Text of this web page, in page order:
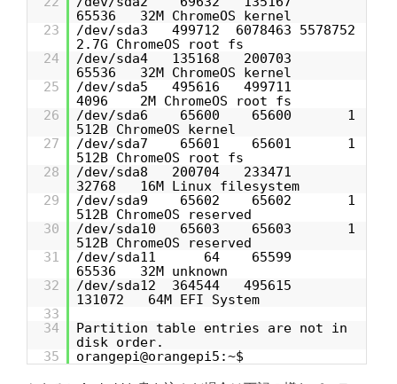
65536 32M ChromeOS kernel
23
/dev/sda3 499712 6078463 5578752
2.7G ChromeOS root fs
24
/dev/sda4 135168 200703
65536 32M ChromeOS kernel
25
/dev/sda5 495616 499711
4096 2M ChromeOS root fs
26
/dev/sda6 65600 65600 1
512B ChromeOS kernel
27
/dev/sda7 65601 65601 1
512B ChromeOS root fs
28
/dev/sda8 200704 233471
32768 16M Linux filesystem
29
/dev/sda9 65602 65602 1
512B ChromeOS reserved
30
/dev/sda10 65603 65603 1
512B ChromeOS reserved
31
/dev/sda11 64 65599
65536 32M unknown
32
/dev/sda12 364544 495615
131072 64M EFI System
33
34
Partition table entries are not in
disk order.
35
orangepi@orangepi5:~$